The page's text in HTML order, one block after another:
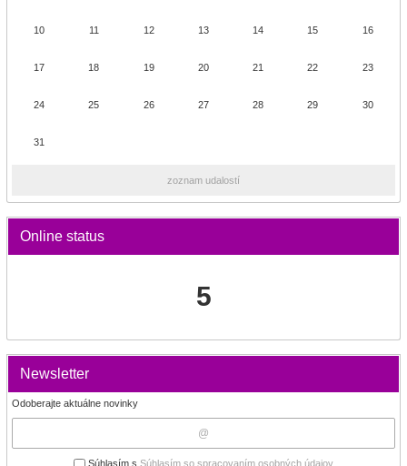
10 11 12 13 14 15 16
17 18 19 20 21 22 23
24 25 26 27 28 29 30
31
zoznam udalostí
Online status
5
Newsletter
Odoberajte aktuálne novinky
Súhlasím s Súhlasím so spracovaním osobných údajov